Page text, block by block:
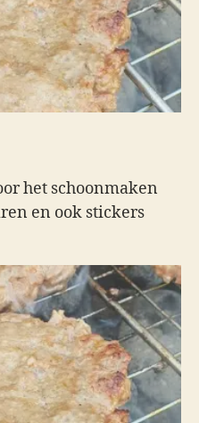
het schoonmaken
en ook stickers